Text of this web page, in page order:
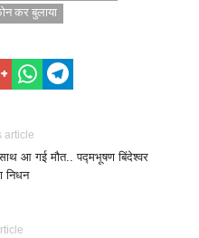
कर बुलाया
article
आ गई मौत.. पद्मभूषण बिंदेश्वर
निधन